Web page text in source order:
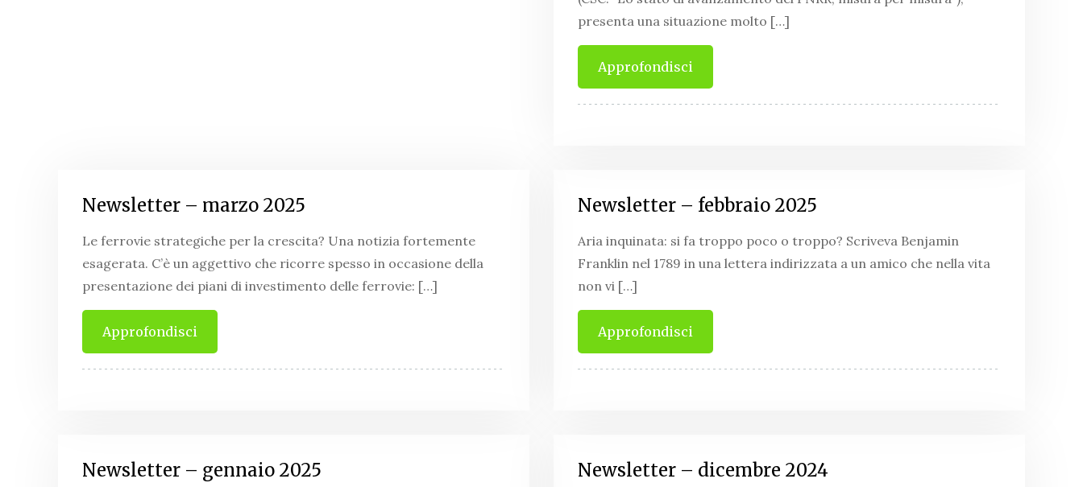
presenta una situazione molto […]
Approfondisci
Newsletter – marzo 2025
Le ferrovie strategiche per la crescita? Una notizia fortemente
esagerata. C’è un aggettivo che ricorre spesso in occasione della
presentazione dei piani di investimento delle ferrovie: […]
Approfondisci
Newsletter – febbraio 2025
Aria inquinata: si fa troppo poco o troppo? Scriveva Benjamin
Franklin nel 1789 in una lettera indirizzata a un amico che nella vita
non vi […]
Approfondisci
Newsletter – gennaio 2025 Newsletter – dicembre 2024